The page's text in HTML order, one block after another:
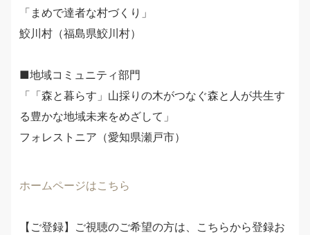
「まめで達者な村づくり」
鮫川村（福島県鮫川村）
■地域コミュニティ部門
「「森と暮らす」山採りの木がつなぐ森と人が共生す
る豊かな地域未来をめざして」
フォレストニア（愛知県瀬戸市）
ホームページはこちら
【ご登録】ご視聴のご希望の方は、こちらから登録お